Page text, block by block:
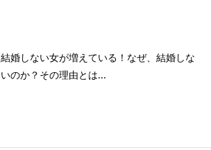
結婚しない女が増えている！なぜ、結婚しな
いのか？その理由とは...